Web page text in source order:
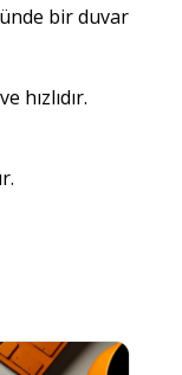
bir duvar
hızlıdır.